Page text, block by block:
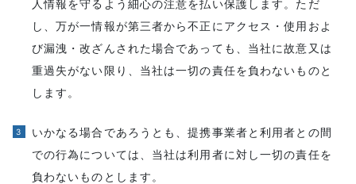
人情報を守るよう細心の注意を払い保護します。ただ
し、万が一情報が第三者から不正にアクセス・使用およ
び漏洩・改ざんされた場合であっても、当社に故意又は
重過失がない限り、当社は一切の責任を負わないものと
します。
いかなる場合であろうとも、提携事業者と利用者との間
での行為については、当社は利用者に対し一切の責任を
負わないものとします。